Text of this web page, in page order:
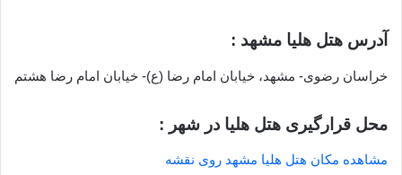
آدرس هتل هلیا مشهد :
خراسان رضوی- مشهد، خیابان امام رضا (ع)- خیابان امام رضا هشتم
محل قرارگیری هتل هلیا در شهر :
مشاهده مکان هتل هلیا مشهد روی نقشه